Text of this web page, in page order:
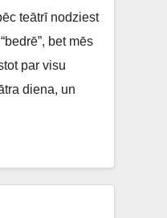
teātrī nodziest
bet mēs
par visu
diena, un